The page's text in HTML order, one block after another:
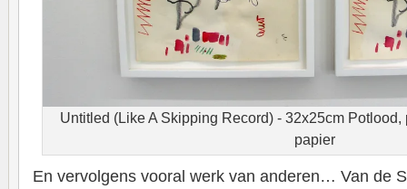
Untitled (Like A Skipping Record) - 32x25cm
papier
En vervolgens vooral werk van anderen… Van de